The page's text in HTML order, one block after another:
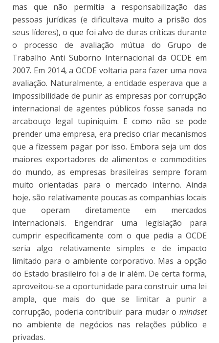
mas que não permitia a responsabilização das
pessoas jurídicas (e dificultava muito a prisão dos
seus líderes), o que foi alvo de duras críticas durante
o processo de avaliação mútua do Grupo de
Trabalho Anti Suborno Internacional da OCDE em
2007. Em 2014, a OCDE voltaria para fazer uma nova
avaliação. Naturalmente, a entidade esperava que a
impossibilidade de punir as empresas por corrupção
internacional de agentes públicos fosse sanada no
arcabouço legal tupiniquim. E como não se pode
prender uma empresa, era preciso criar mecanismos
que a fizessem pagar por isso. Embora seja um dos
maiores exportadores de alimentos e commodities
do mundo, as empresas brasileiras sempre foram
muito orientadas para o mercado interno. Ainda
hoje, são relativamente poucas as companhias locais
que operam diretamente em mercados
internacionais. Engendrar uma legislação para
cumprir especificamente com o que pedia a OCDE
seria algo relativamente simples e de impacto
limitado para o ambiente corporativo. Mas a opção
do Estado brasileiro foi a de ir além. De certa forma,
aproveitou-se a oportunidade para construir uma lei
ampla, que mais do que se limitar a punir a
corrupção, poderia contribuir para mudar o mindset
no ambiente de negócios nas relações público e
privadas.